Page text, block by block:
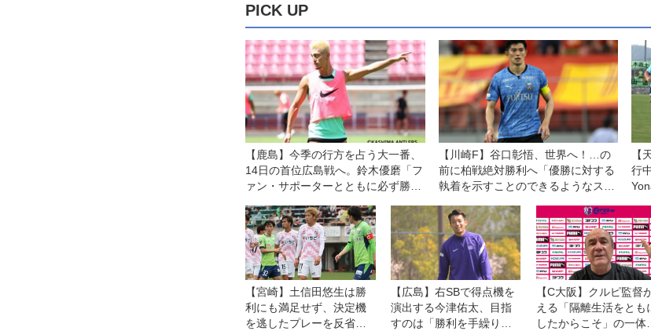
PICK UP
【鹿島】今季の行方を占う大一番、
14日の首位広島戦へ。鈴木優磨「フ
ァン・サポーターとともに必ず勝ち
【川崎F】谷口彰悟、世界へ！…の
前に柏戦絶対勝利へ「優勝に対する
執着を示すことのできるようなスタ
【
行
【宮崎】土信田悠生は勝
利にも満足せず、決定機
を逃したプレーを反省
【広島】右SBで得点機を
演出する今津佑太、目指
すのは「勝利を手繰り寄
【C大阪】クルピ監督
える「隔離生活をとも
したからこそ」の一体